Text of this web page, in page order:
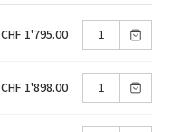
CHF 1'795.00
CHF 1'898.00